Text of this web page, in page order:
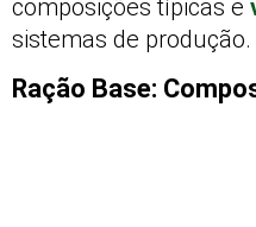
composições típicas e
sistemas de produção.
Ração Base: